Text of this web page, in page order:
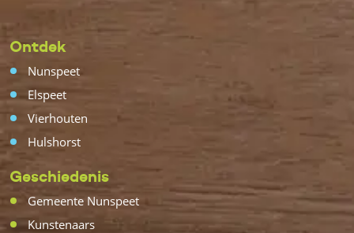
Ontdek
Nunspeet
Elspeet
Vierhouten
Hulshorst
Geschiedenis
Gemeente Nunspeet
Kunstenaars